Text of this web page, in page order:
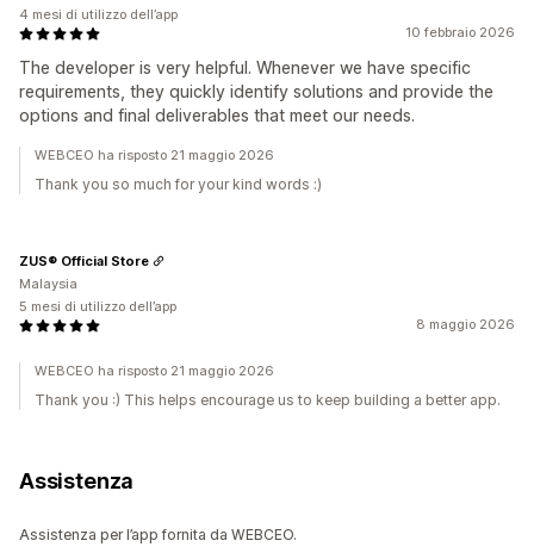
10 febbraio 2026
The developer is very helpful. Whenever we have specific
requirements, they quickly identify solutions and provide the
options and final deliverables that meet our needs.
4 mesi di utilizzo dell’app
WEBCEO ha risposto 21 maggio 2026
Thank you so much for your kind words :)
8 maggio 2026
ZUS® Official Store
Malaysia
5 mesi di utilizzo dell’app
WEBCEO ha risposto 21 maggio 2026
Thank you :) This helps encourage us to keep building a better app.
Assistenza
Assistenza per l’app fornita da WEBCEO.